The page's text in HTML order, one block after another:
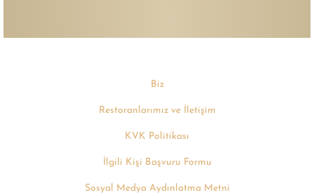
Biz
Restoranlarımız ve İletişim
KVK Politikası
İlgili Kişi Başvuru Formu
Sosyal Medya Aydınlatma Metni